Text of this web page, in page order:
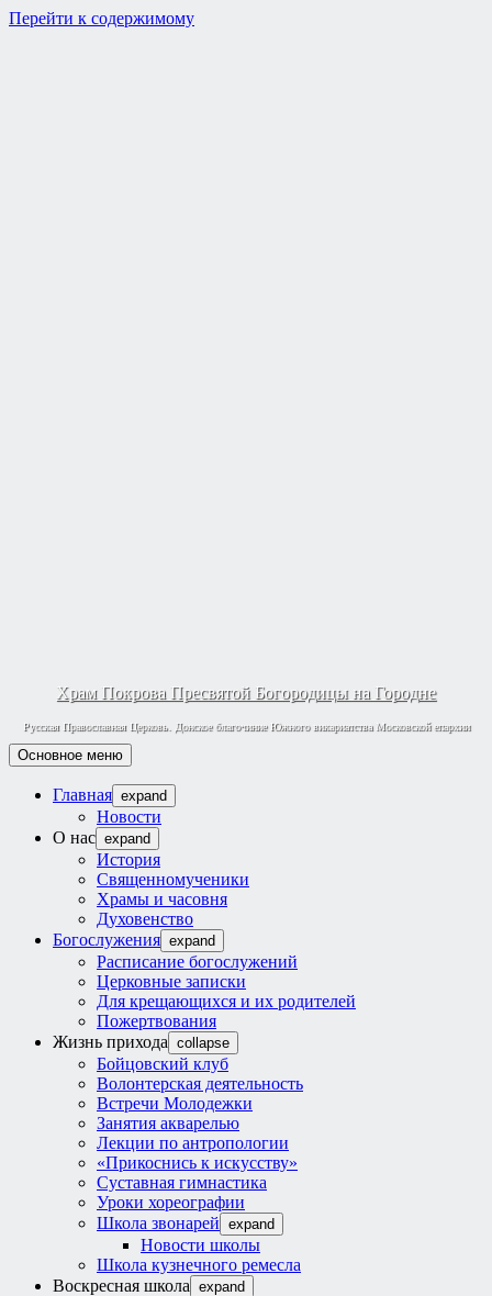
Перейти к содержимому
Храм Покрова Пресвятой Богородицы на Городне
Русская Православная Церковь. Донское благочиние Южного викариатства Московской епархии
Основное меню
Главная expand
Новости
О нас expand
История
Священномученики
Храмы и часовня
Духовенство
Богослужения expand
Расписание богослужений
Церковные записки
Для крещающихся и их родителей
Пожертвования
Жизнь прихода collapse
Бойцовский клуб
Волонтерская деятельность
Встречи Молодежки
Занятия акварелью
Лекции по антропологии
«Прикоснись к искусству»
Суставная гимнастика
Уроки хореографии
Школа звонарей expand
Новости школы
Школа кузнечного ремесла
Воскресная школа expand